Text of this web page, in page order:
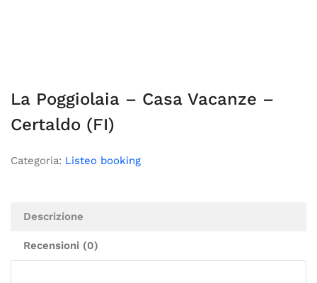
La Poggiolaia – Casa Vacanze –
Certaldo (FI)
Categoria: Listeo booking
Descrizione
Recensioni (0)